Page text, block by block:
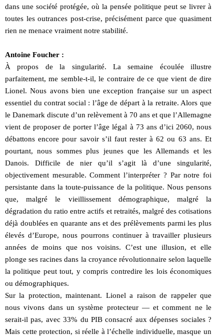
dans une société protégée, où la pensée politique peut se livrer à
toutes les outrances post-crise, précisément parce que quasiment
rien ne menace vraiment notre stabilité.
Antoine Foucher :
À propos de la singularité. La semaine écoulée illustre
parfaitement, me semble-t-il, le contraire de ce que vient de dire
Lionel. Nous avons bien une exception française sur un aspect
essentiel du contrat social : l’âge de départ à la retraite. Alors que
le Danemark discute d’un relèvement à 70 ans et que l’Allemagne
vient de proposer de porter l’âge légal à 73 ans d’ici 2060, nous
débattons encore pour savoir s’il faut rester à 62 ou 63 ans. Et
pourtant, nous sommes plus jeunes que les Allemands et les
Danois. Difficile de nier qu’il s’agit là d’une singularité,
objectivement mesurable. Comment l’interpréter ? Par notre foi
persistante dans la toute-puissance de la politique. Nous pensons
que, malgré le vieillissement démographique, malgré la
dégradation du ratio entre actifs et retraités, malgré des cotisations
déjà doublées en quarante ans et des prélèvements parmi les plus
élevés d’Europe, nous pourrons continuer à travailler plusieurs
années de moins que nos voisins. C’est une illusion, et elle
plonge ses racines dans la croyance révolutionnaire selon laquelle
la politique peut tout, y compris contredire les lois économiques
ou démographiques.
Sur la protection, maintenant. Lionel a raison de rappeler que
nous vivons dans un système protecteur — et comment ne le
serait-il pas, avec 33% du PIB consacré aux dépenses sociales ?
Mais cette protection, si réelle à l’échelle individuelle, masque un